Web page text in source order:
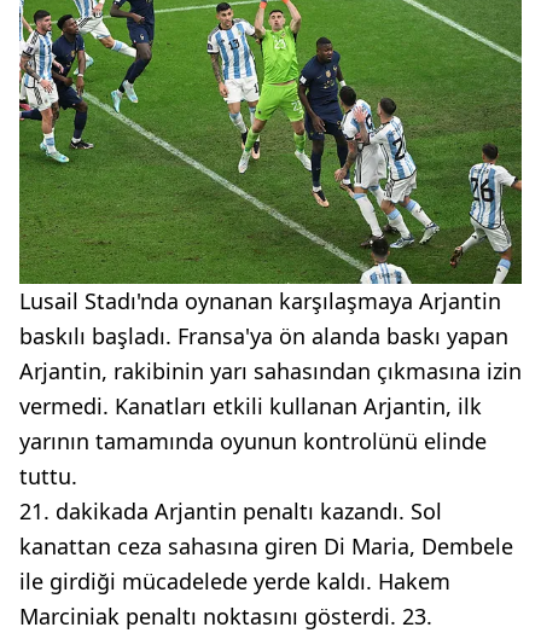
Lusail Stadı'nda oynanan karşılaşmaya Arjantin
baskılı başladı. Fransa'ya ön alanda baskı yapan
Arjantin, rakibinin yarı sahasından çıkmasına izin
vermedi. Kanatları etkili kullanan Arjantin, ilk
yarının tamamında oyunun kontrolünü elinde
tuttu.
21. dakikada Arjantin penaltı kazandı. Sol
kanattan ceza sahasına giren Di Maria, Dembele
ile girdiği mücadelede yerde kaldı. Hakem
Marciniak penaltı noktasını gösterdi. 23.